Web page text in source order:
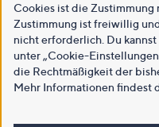
Cookies ist die
Zustimmung ist freiwillig
nicht erforderlich. Du
unter „Cookie-
die Rechtmäßigkeit der
Mehr Informationen findest